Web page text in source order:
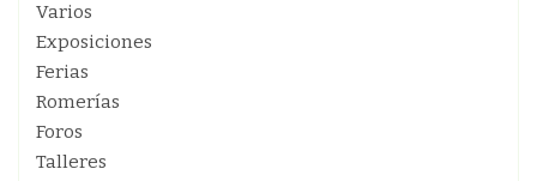
Varios
Exposiciones
Ferias
Romerías
Foros
Talleres